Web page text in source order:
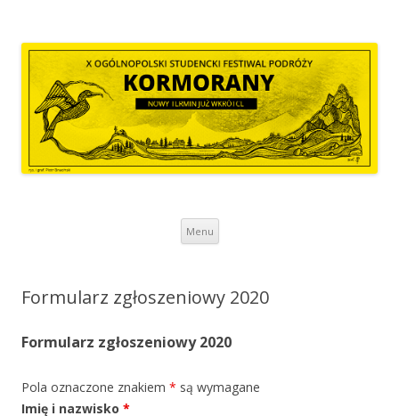
Menu Przeskocz do treści
Formularz zgłoszeniowy 2020
Formularz zgłoszeniowy 2020
Pola oznaczone znakiem * są wymagane
Imię i nazwisko *